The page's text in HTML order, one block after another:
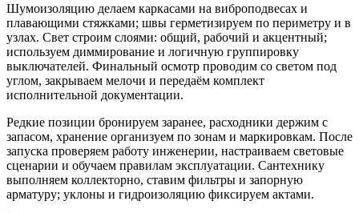
Шумоизоляцию делаем каркасами на виброподвесах и
плавающими стяжками; швы герметизируем по периметру и в
узлах. Свет строим слоями: общий, рабочий и акцентный;
используем диммирование и логичную группировку
выключателей. Финальный осмотр проводим со светом под
углом, закрываем мелочи и передаём комплект
исполнительной документации.
Редкие позиции бронируем заранее, расходники держим с
запасом, хранение организуем по зонам и маркировкам. После
запуска проверяем работу инженерии, настраиваем световые
сценарии и обучаем правилам эксплуатации. Сантехнику
выполняем коллекторно, ставим фильтры и запорную
арматуру; уклоны и гидроизоляцию фиксируем актами.